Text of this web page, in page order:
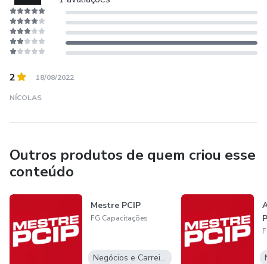
2 18/08/2022
NÍCOLAS
Outros produtos de quem criou esse
conteúdo
Mestre PCIP
FG Capacitações
Negócios e Carreira